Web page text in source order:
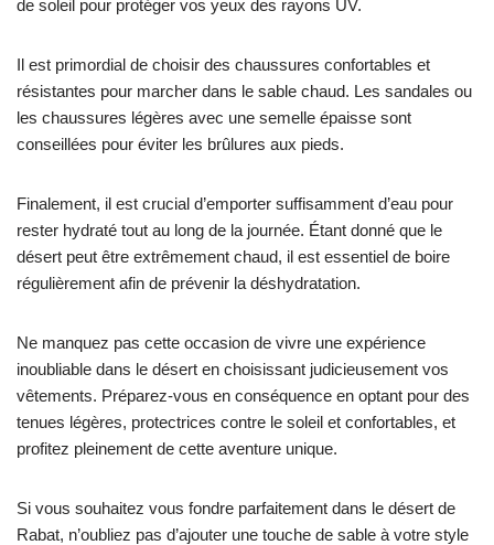
de soleil pour protéger vos yeux des rayons UV.
Il est primordial de choisir des chaussures confortables et
résistantes pour marcher dans le sable chaud. Les sandales ou
les chaussures légères avec une semelle épaisse sont
conseillées pour éviter les brûlures aux pieds.
Finalement, il est crucial d’emporter suffisamment d’eau pour
rester hydraté tout au long de la journée. Étant donné que le
désert peut être extrêmement chaud, il est essentiel de boire
régulièrement afin de prévenir la déshydratation.
Ne manquez pas cette occasion de vivre une expérience
inoubliable dans le désert en choisissant judicieusement vos
vêtements. Préparez-vous en conséquence en optant pour des
tenues légères, protectrices contre le soleil et confortables, et
profitez pleinement de cette aventure unique.
Si vous souhaitez vous fondre parfaitement dans le désert de
Rabat, n’oubliez pas d’ajouter une touche de sable à votre style